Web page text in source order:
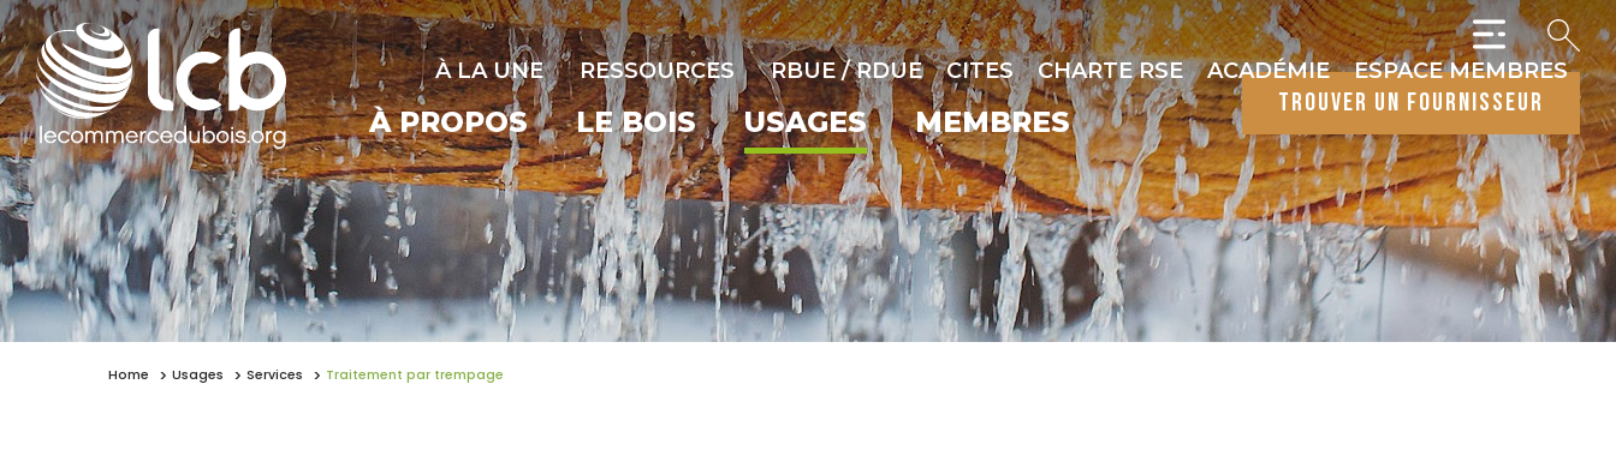
À LA UNE RESSOURCES RBUE / RDUE CITES CHARTE RSE ACADÉMIE ESPACE MEMBRES
À PROPOS LE BOIS USAGES MEMBRES
trouver un fournisseur
Home Usages Services Traitement par trempage